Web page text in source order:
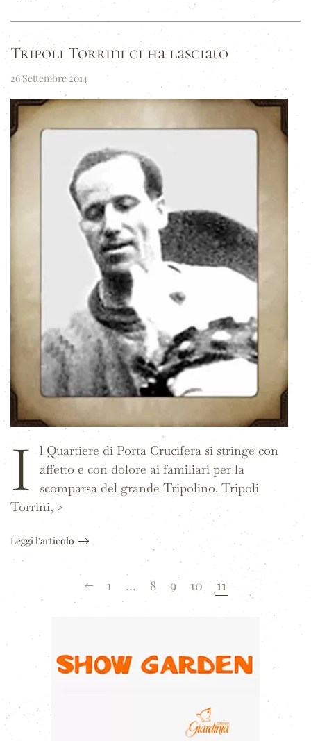
Tripoli Torrini ci ha lasciato
26 Settembre 2014
I
l Quartiere di Porta Crucifera si stringe con
affetto e con dolore ai familiari per la
scomparsa del grande Tripolino. Tripoli
Torrini, >
Leggi l'articolo
1 … 8 9 10 11